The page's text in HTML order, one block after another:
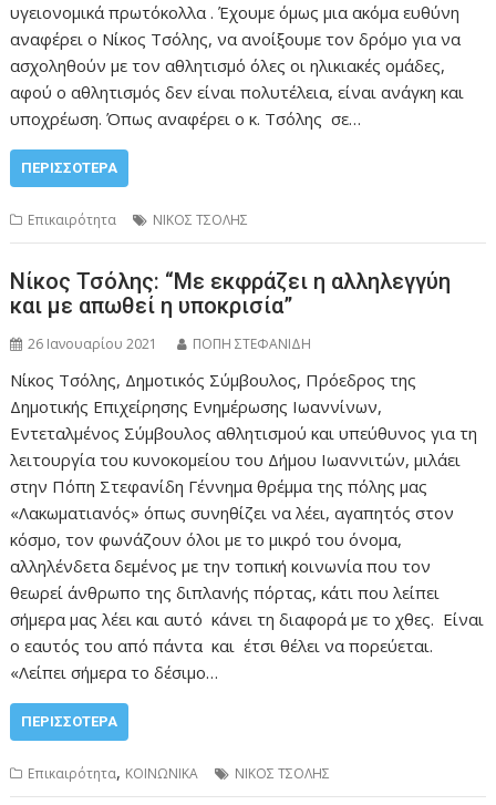
υγειονομικά πρωτόκολλα . Έχουμε όμως μια ακόμα ευθύνη
αναφέρει ο Νίκος Τσόλης, να ανοίξουμε τον δρόμο για να
ασχοληθούν με τον αθλητισμό όλες οι ηλικιακές ομάδες,
αφού ο αθλητισμός δεν είναι πολυτέλεια, είναι ανάγκη και
υποχρέωση. Όπως αναφέρει ο κ. Τσόλης σε…
ΠΕΡΙΣΣΌΤΕΡΑ
Επικαιρότητα ΝΙΚΟΣ ΤΣΟΛΗΣ
Νίκος Τσόλης: “Με εκφράζει η αλληλεγγύη
και με απωθεί η υποκρισία”
26 Ιανουαρίου 2021 ΠΟΠΗ ΣΤΕΦΑΝΙΔΗ
Νίκος Τσόλης, Δημοτικός Σύμβουλος, Πρόεδρος της
Δημοτικής Επιχείρησης Ενημέρωσης Ιωαννίνων,
Εντεταλμένος Σύμβουλος αθλητισμού και υπεύθυνος για τη
λειτουργία του κυνοκομείου του Δήμου Ιωαννιτών, μιλάει
στην Πόπη Στεφανίδη Γέννημα θρέμμα της πόλης μας
«Λακωματιανός» όπως συνηθίζει να λέει, αγαπητός στον
κόσμο, τον φωνάζουν όλοι με το μικρό του όνομα,
αλληλένδετα δεμένος με την τοπική κοινωνία που τον
θεωρεί άνθρωπο της διπλανής πόρτας, κάτι που λείπει
σήμερα μας λέει και αυτό κάνει τη διαφορά με το χθες. Είναι
ο εαυτός του από πάντα και έτσι θέλει να πορεύεται.
«Λείπει σήμερα το δέσιμο…
ΠΕΡΙΣΣΌΤΕΡΑ
Επικαιρότητα, ΚΟΙΝΩΝΙΚΑ ΝΙΚΟΣ ΤΣΟΛΗΣ